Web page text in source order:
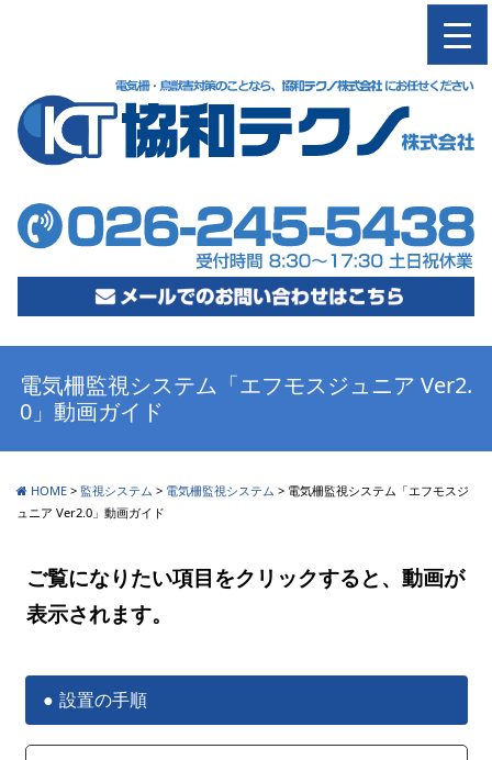
電気柵監視システム「エフモスジュニア Ver2.
0」動画ガイド
HOME > 監視システム > 電気柵監視システム > 電気柵監視システム「エフモスジ
ュニア Ver2.0」動画ガイド
ご覧になりたい項目をクリックすると、動画が
表示されます。
設置の手順